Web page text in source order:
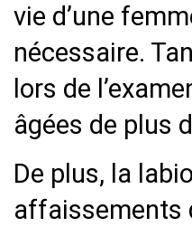
vie d’une
nécessaire.
lors de
âgées de plus
De plus, la
affaissements